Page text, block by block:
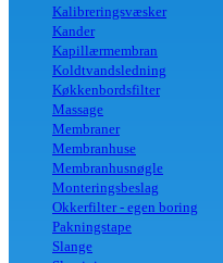
Kalibreringsvæsker
Kander
Kapillærmembran
Koldtvandsledning
Køkkenbordsfilter
Massage
Membraner
Membranhuse
Membranhusnøgle
Monteringsbeslag
Okkerfilter - egen boring
Pakningstape
Slange